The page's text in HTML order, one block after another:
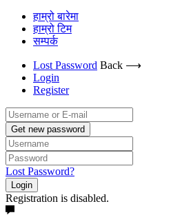
हाम्रो बारेमा
हाम्रो टिम
सम्पर्क
Lost Password Back ⟶
Login
Register
Get new password
Lost Password?
Login
Registration is disabled.